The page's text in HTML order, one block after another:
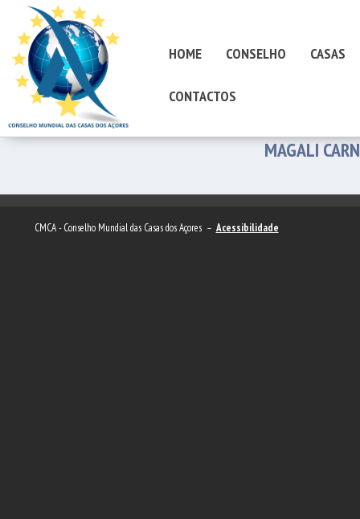
HOME CONSELHO CASAS
CONTACTOS
MAGALI
CMCA - Conselho Mundial das Casas dos Açores – Acessibilidade